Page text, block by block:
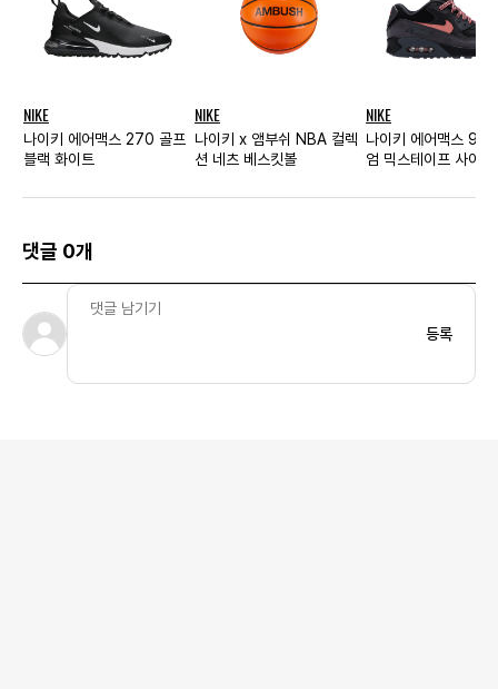
NIKE
나이키 에어맥스 270 골프
블랙 화이트
NIKE
나이키 x 앰부쉬 NBA 컬렉
션 네츠 베스킷볼
NIKE
나이키 에어맥스 90
엄 믹스테이프 사이
댓글 0개
등록